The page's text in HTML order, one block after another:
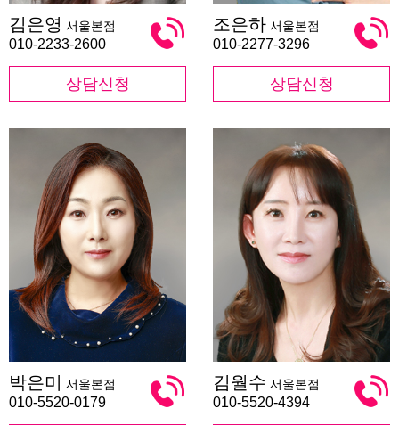
은
영
김은영 서울본점
010-2233-2600
상담신청
은
하
조은하 서울본점
010-2277-3296
상담신청
은
미
박은미 서울본점
010-5520-0179
월
수
김월수 서울본점
010-5520-4394